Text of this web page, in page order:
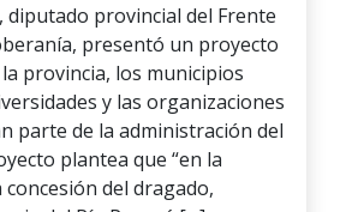
diputado provincial del Frente
presentó un proyecto
provincia, los municipios
y las organizaciones
parte de la administración del
plantea que “en la
del dragado,